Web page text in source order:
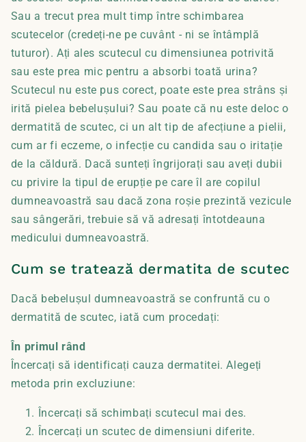
Sau a trecut prea mult timp între schimbarea
scutecelor (credeți-ne pe cuvânt - ni se întâmplă
tuturor). Ați ales scutecul cu dimensiunea potrivită
sau este prea mic pentru a absorbi toată urina?
Scutecul nu este pus corect, poate este prea strâns și
irită pielea bebelușului? Sau poate că nu este deloc o
dermatită de scutec, ci un alt tip de afecțiune a pielii,
cum ar fi eczeme, o infecție cu candida sau o iritație
de la căldură. Dacă sunteți îngrijorați sau aveți dubii
cu privire la tipul de erupție pe care îl are copilul
dumneavoastră sau dacă zona roșie prezintă vezicule
sau sângerări, trebuie să vă adresați întotdeauna
medicului dumneavoastră.
Cum se tratează dermatita de scutec
Dacă bebelușul dumneavoastră se confruntă cu o
dermatită de scutec, iată cum procedați:
În primul rând
Încercați să identificați cauza dermatitei. Alegeți
metoda prin excluziune:
Încercați să schimbați scutecul mai des.
Încercați un scutec de dimensiuni diferite.